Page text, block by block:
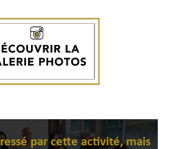
par cette activité, mais